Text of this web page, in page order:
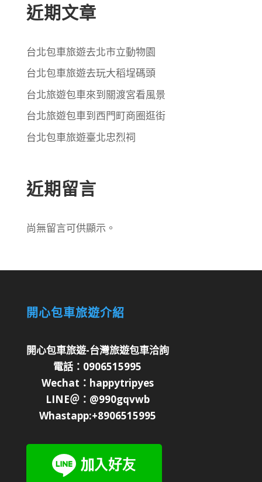
近期文章
台北包車旅遊去北市立動物園
台北包車旅遊去玩大稻埕碼頭
台北旅遊包車來到關渡宮看風景
台北旅遊包車到西門町商圈逛街
台北包車旅遊臺北忠烈祠
近期留言
尚無留言可供顯示。
開心包車旅遊介紹
開心包車旅遊-台灣旅遊包車洽詢
電話：0906515995
Wechat：happytripyes
LINE＠：@990gqvwb
Whastapp:+8906515995